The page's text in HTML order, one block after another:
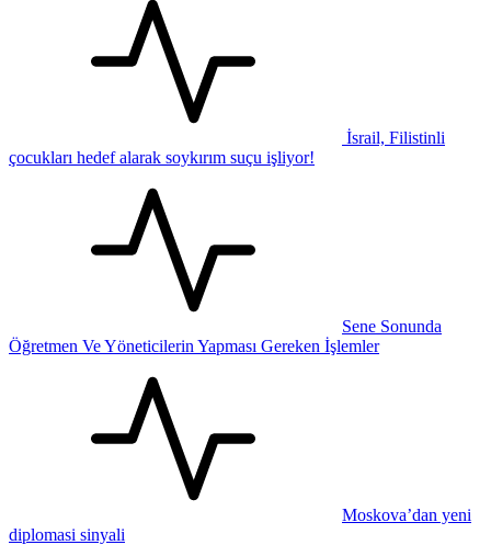
İsrail, Filistinli
çocukları hedef alarak soykırım suçu işliyor!
Sene Sonunda
Öğretmen Ve Yöneticilerin Yapması Gereken İşlemler
Moskova’dan yeni
diplomasi sinyali